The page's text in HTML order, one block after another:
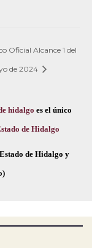
Oficial Alcance 1 del
de 2024
hidalgo es el único
de Hidalgo
de Hidalgo y